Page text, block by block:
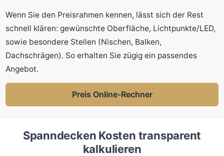
Wenn Sie den Preisrahmen kennen, lässt sich der Rest
schnell klären: gewünschte Oberfläche, Lichtpunkte/LED,
sowie besondere Stellen (Nischen, Balken,
Dachschrägen). So erhalten Sie zügig ein passendes
Angebot.
Preis Online-Rechner
Spanndecken Kosten transparent
kalkulieren